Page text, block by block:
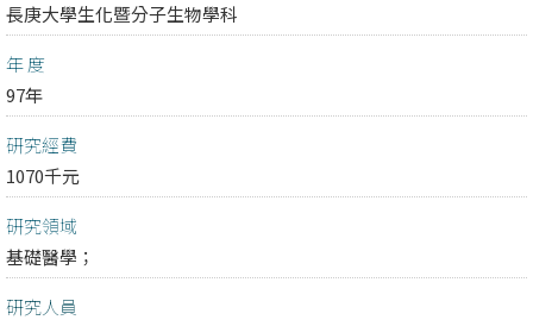
長庚大學生化暨分子生物學科
年 度
97年
研究經費
1070千元
研究領域
基礎醫學；
研究人員